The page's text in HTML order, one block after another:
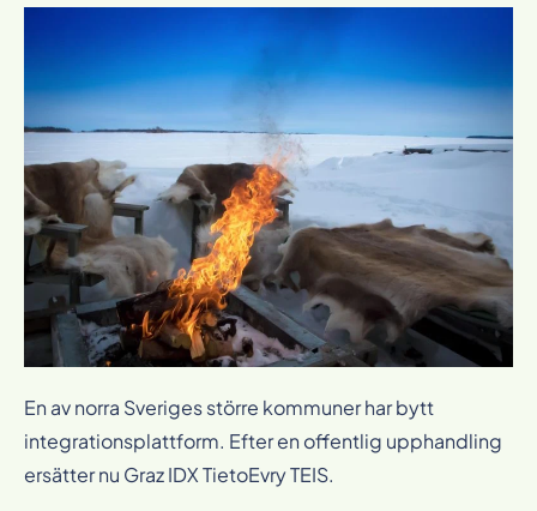
En av norra Sveriges större kommuner har bytt
integrationsplattform. Efter en offentlig upphandling
ersätter nu Graz IDX TietoEvry TEIS.